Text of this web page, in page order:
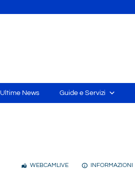
Ultime News Guide e Servizi
WEBCAMLIVE INFORMAZIONI